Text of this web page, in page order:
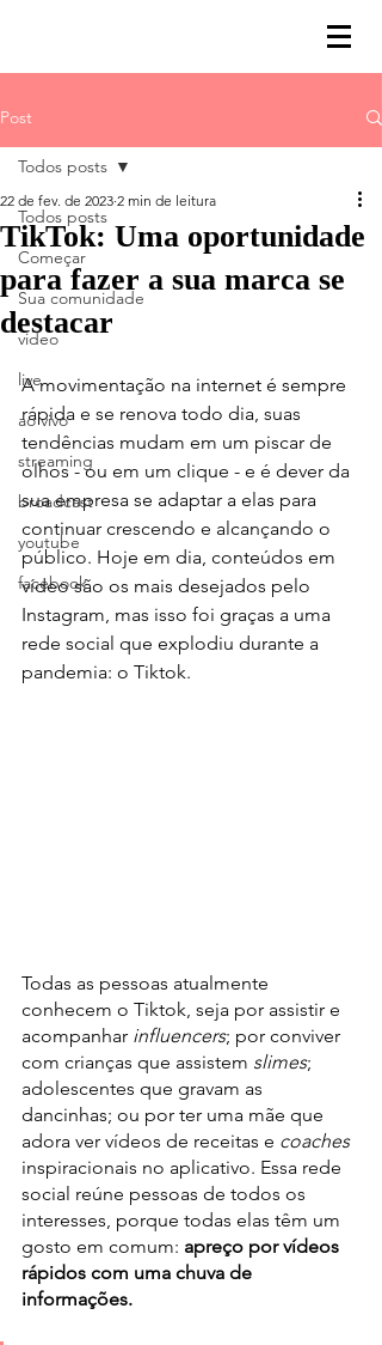
Post
Todos posts
Começar
Sua comunidade
video
live
ao vivo
streaming
broadcast
youtube
facebook
Todos posts
TikTok: Uma oportunidade
para fazer a sua marca se
destacar
22 de fev. de 2023 2 min de leitura
A movimentação na internet é sempre
rápida e se renova todo dia, suas
tendências mudam em um piscar de
olhos - ou em um clique - e é dever da
sua empresa se adaptar a elas para
continuar crescendo e alcançando o
público. Hoje em dia, conteúdos em
vídeo são os mais desejados pelo
Instagram, mas isso foi graças a uma
rede social que explodiu durante a
pandemia: o Tiktok.
Todas as pessoas atualmente
conhecem o Tiktok, seja por assistir e
acompanhar influencers; por conviver
com crianças que assistem slimes;
adolescentes que gravam as
dancinhas; ou por ter uma mãe que
adora ver vídeos de receitas e coaches
inspiracionais no aplicativo. Essa rede
social reúne pessoas de todos os
interesses, porque todas elas têm um
gosto em comum: apreço por vídeos
rápidos com uma chuva de
informações.